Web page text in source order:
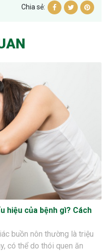
Chia sẻ:
hiệu của bệnh gì? Cách
buồn nôn thường là triệu
có thể do thói quen ăn